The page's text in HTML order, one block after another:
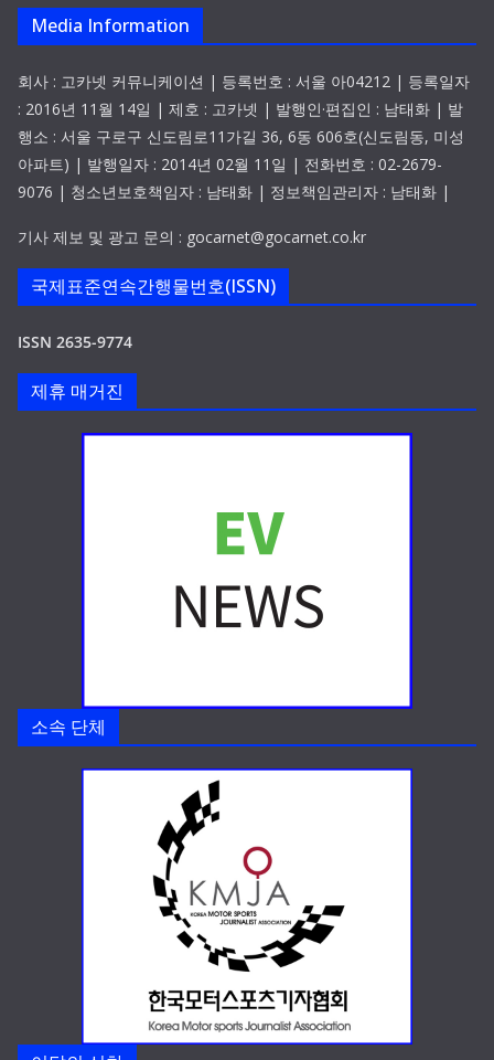
Media Information
회사 : 고카넷 커뮤니케이션 | 등록번호 : 서울 아04212 | 등록일자
: 2016년 11월 14일 | 제호 : 고카넷 | 발행인·편집인 : 남태화 | 발
행소 : 서울 구로구 신도림로11가길 36, 6동 606호(신도림동, 미성
아파트) | 발행일자 : 2014년 02월 11일 | 전화번호 : 02-2679-
9076 | 청소년보호책임자 : 남태화 | 정보책임관리자 : 남태화 |
기사 제보 및 광고 문의 : gocarnet@gocarnet.co.kr
국제표준연속간행물번호(ISSN)
ISSN 2635-9774
제휴 매거진
소속 단체